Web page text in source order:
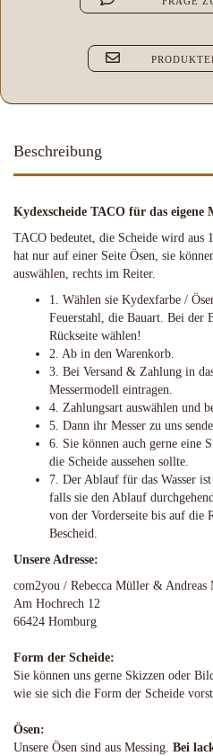
Beschreibung
Kydexscheide TACO für das eigene
TACO bedeutet, die Scheide wird aus
hat nur auf einer Seite Ösen, sie
auswählen, rechts im Reiter.
1. Wählen sie Kydexfarbe /
Feuerstahl, die Bauart. Bei der
Rückseite wählen!
2. Ab in den Warenkorb.
3. Bei Versand & Zahlung in
Messermodell eintragen.
4. Zahlungsart auswählen und
5. Dann ihr Messer zu uns
​6. Sie können auch gerne eine
die Scheide aussehen sollte.
7. Der Ablauf für das Wasser
falls sie den Ablauf
von der Vorderseite bis auf die
Bescheid.
Unsere Adresse:
com2you / Rebecca Müller & Andreas
Am Hochrech 12
66424 Homburg
Form der Scheide:
Sie können uns gerne Skizzen oder
wie sie sich die Form der Scheide
Ösen:
Unsere Ösen sind aus Messing. Bei